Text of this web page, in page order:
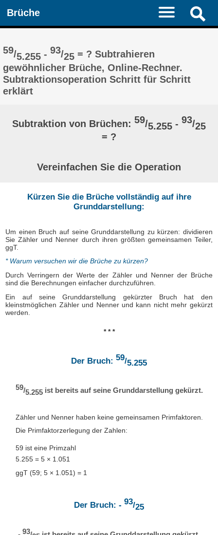
Brüche
59/5.255 -93/25 = ? Subtrahieren
gewöhnlicher Brüche, Online-Rechner.
Subtraktionsoperation Schritt für Schritt
erklärt
Subtraktion von Brüchen: 59/5.255 - 93/25
= ?
Vereinfachen Sie die Operation
Kürzen Sie die Brüche vollständig auf ihre
Grunddarstellung:
Um einen Bruch auf seine Grunddarstellung zu kürzen: dividieren
Sie Zähler und Nenner durch ihren größten gemeinsamen Teiler,
ggT.
* Warum versuchen wir die Brüche zu kürzen?
Durch Verringern der Werte der Zähler und Nenner der Brüche
sind die Berechnungen einfacher durchzuführen.
Ein auf seine Grunddarstellung gekürzter Bruch hat den
kleinstmöglichen Zähler und Nenner und kann nicht mehr gekürzt
werden.
* * *
Der Bruch: 59/5.255
59/5.255ist bereits auf seine Grunddarstellung gekürzt.
Zähler und Nenner haben keine gemeinsamen Primfaktoren.
Die Primfaktorzerlegung der Zahlen:
59 ist eine Primzahl
5.255 = 5 × 1.051
ggT (59; 5 × 1.051) = 1
Der Bruch: - 93/25
93